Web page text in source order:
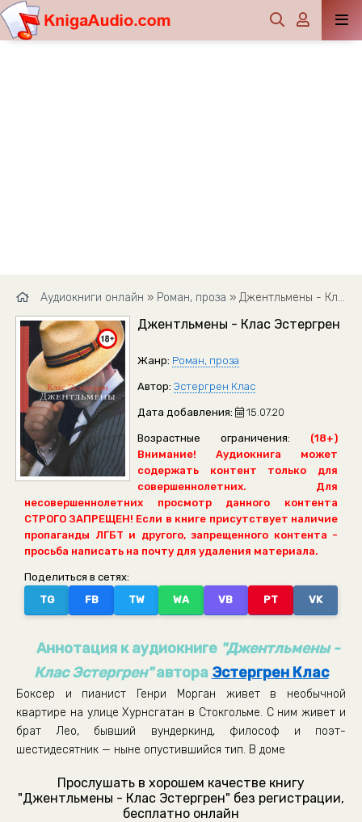
Аудиокниги онлайн » Роман, проза » Джентльмены - Клас Эстергрен
Джентльмены - Клас Эстергрен
Жанр: Роман, проза
Автор: Эстергрен Клас
Дата добавления: 15.07.20
Возрастные ограничения:
(18+)
Внимание! Аудиокнига может
содержать контент только для
совершеннолетних. Для
несовершеннолетних просмотр данного контента
СТРОГО ЗАПРЕЩЕН! Если в книге присутствует наличие
пропаганды ЛГБТ и другого, запрещенного контента -
просьба написать на почту для удаления материала.
Поделиться в сетях:
TG
FB TW WA VB PT VK
Аннотация к аудиокниге "Джентльмены -
Клас Эстергрен"автора Эстергрен Клас
Боксер и пианист Генри Морган живет в необычной
квартире на улице Хурнсгатан в Стокгольме. С ним живет и
брат Лео, бывший вундеркинд, философ и поэт-
шестидесятник — ныне опустившийся тип. В доме
Прослушать в хорошем качестве книгу
"Джентльмены - Клас Эстергрен" без регистрации,
бесплатно онлайн